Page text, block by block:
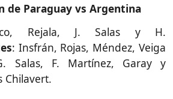
de Paraguay vs Argentina
Rejala, J. Salas y H.
: Insfrán, Rojas, Méndez, Veiga
Salas, F. Martínez, Garay y
Chilavert.